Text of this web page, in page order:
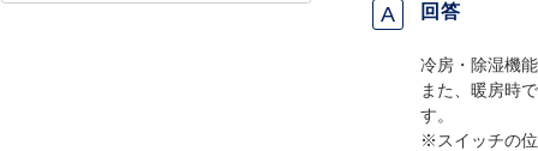
回答
冷房・除湿機
また、暖房時
す。
※スイッチの